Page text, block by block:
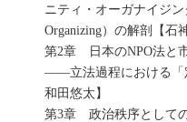
ニティ・オーガナイジン
Organizing）の解剖【石
第2章 日本のNPO法と
――立法過程における「
和田悠太】
第3章 政治秩序として